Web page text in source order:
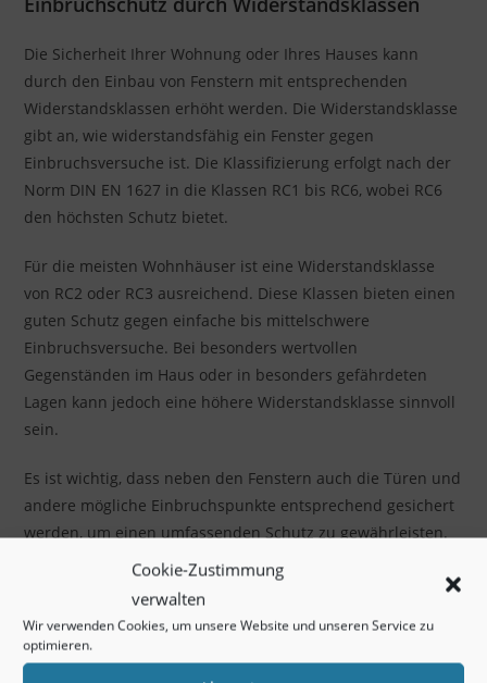
Cookie-Zustimmung
verwalten
Wir verwenden Cookies, um unsere Website und unseren Service zu
optimieren.
Die Sicherheit Ihrer Wohnung oder Ihres Hauses kann
durch den Einbau von Fenstern mit entsprechenden
Widerstandsklassen erhöht werden. Die Widerstandsklasse
gibt an, wie widerstandsfähig ein Fenster gegen
Einbruchsversuche ist. Die Klassifizierung erfolgt nach der
Norm DIN EN 1627 in die Klassen RC1 bis RC6, wobei RC6
den höchsten Schutz bietet.
Für die meisten Wohnhäuser ist eine Widerstandsklasse
von RC2 oder RC3 ausreichend. Diese Klassen bieten einen
guten Schutz gegen einfache bis mittelschwere
Einbruchsversuche. Bei besonders wertvollen
Gegenständen im Haus oder in besonders gefährdeten
Lagen kann jedoch eine höhere Widerstandsklasse sinnvoll
sein.
Es ist wichtig, dass neben den Fenstern auch die Türen und
andere mögliche Einbruchspunkte entsprechend gesichert
werden, um einen umfassenden Schutz zu gewährleisten.
Fenster online bestellen oder beim
Fachhändler kaufen?
Fenster kaufenkann man auf verschiedene Weise – online